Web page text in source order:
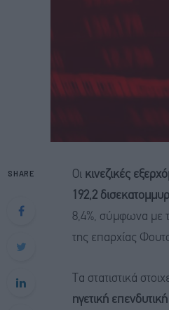
SHARE Οι κινεζικές
192,2
8,4%, σύμφωνα με
της επαρχίας
Τα στατιστικά
ηγετική